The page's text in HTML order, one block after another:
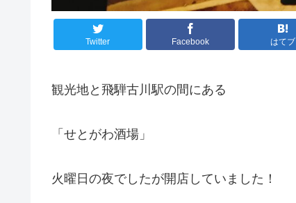
Twitter Facebook はてブ
観光地と飛騨古川駅の間にある
「せとがわ酒場」
火曜日の夜でしたが開店していました！